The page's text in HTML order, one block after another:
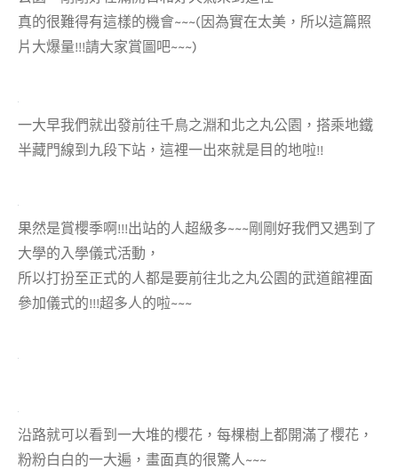
真的很難得有這樣的機會~~~(因為實在太美，所以這篇照
片大爆量!!!請大家賞圖吧~~~)
一大早我們就出發前往千鳥之淵和北之丸公園，搭乘地鐵
半藏門線到九段下站，這裡一出來就是目的地啦!!
果然是賞櫻季啊!!!出站的人超級多~~~剛剛好我們又遇到了
大學的入學儀式活動，
所以打扮至正式的人都是要前往北之丸公園的武道館裡面
參加儀式的!!!超多人的啦~~~
沿路就可以看到一大堆的櫻花，每棵樹上都開滿了櫻花，
粉粉白白的一大遍，畫面真的很驚人~~~